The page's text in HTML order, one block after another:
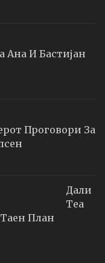
Ана И Бастијан
Проговори За
Дали
Теа
План